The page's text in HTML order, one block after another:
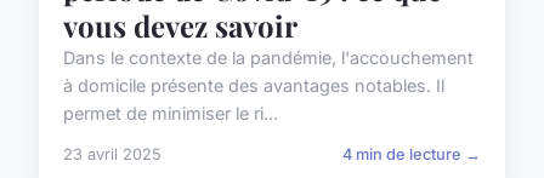
vous devez savoir
Dans le contexte de la pandémie, l'accouchement
à domicile présente des avantages notables. Il
permet de minimiser le ri...
23 avril 2025 4 min de lecture →